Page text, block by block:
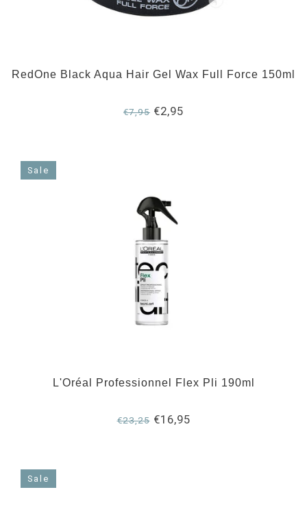
RedOne Black Aqua Hair Gel Wax Full Force 150ml
€7,95 €2,95
Sale
L'Oréal Professionnel Flex Pli 190ml
€23,25€16,95
Sale